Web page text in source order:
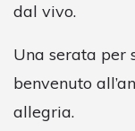
dal vivo.
Una serata per
benvenuto
allegria.